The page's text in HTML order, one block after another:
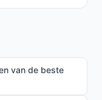
van de beste